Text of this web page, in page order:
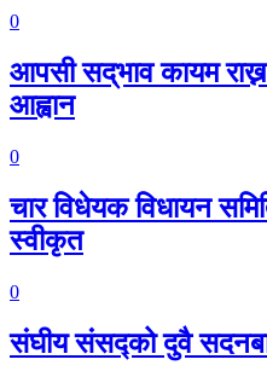
0
आपसी सद्‌भाव कायम राख्न
आह्वान
0
चार विधेयक विधायन
स्वीकृत
0
संघीय संसद्को दुवै